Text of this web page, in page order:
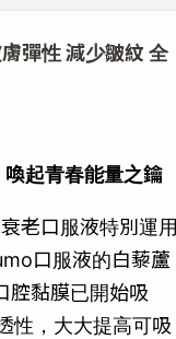
彈性 減少皺紋 全
喚起青春能量之鑰
老口服液特別運用
口服液的白藜蘆
腔黏膜已開始吸
性，大大提高可吸